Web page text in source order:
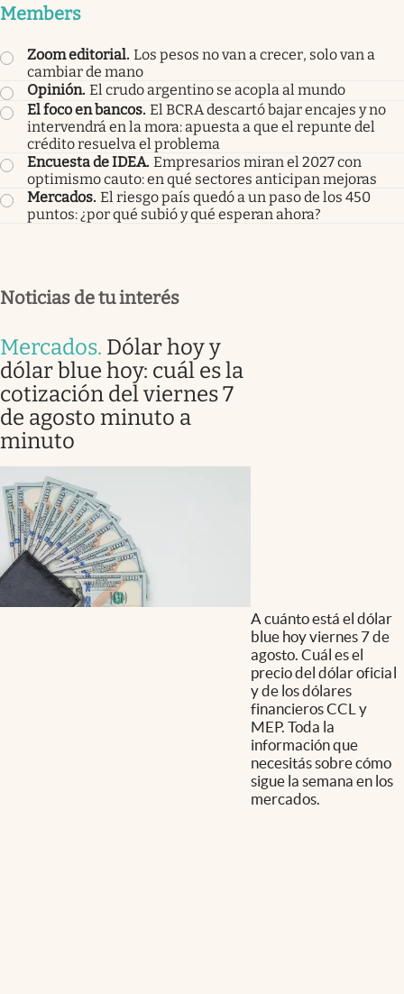
Members
Zoom editorial. Los pesos no van a crecer, solo van a
cambiar de mano
Opinión. El crudo argentino se acopla al mundo
El foco en bancos. El BCRA descartó bajar encajes y no
intervendrá en la mora: apuesta a que el repunte del
crédito resuelva el problema
Encuesta de IDEA. Empresarios miran el 2027 con
optimismo cauto: en qué sectores anticipan mejoras
Mercados. El riesgo país quedó a un paso de los 450
puntos: ¿por qué subió y qué esperan ahora?
Noticias de tu interés
Mercados. Dólar hoy y
dólar blue hoy: cuál es la
cotización del viernes 7
de agosto minuto a
minuto
A cuánto está el dólar
blue hoy viernes 7 de
agosto. Cuál es el
precio del dólar oficial
y de los dólares
financieros CCL y
MEP. Toda la
información que
necesitás sobre cómo
sigue la semana en los
mercados.